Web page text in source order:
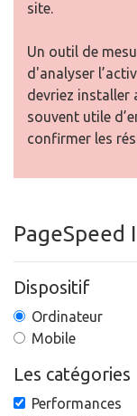
site.
Un outil de
d'analyser
devriez installer
souvent utile
confirmer les
PageSpeed
Dispositif
Ordinateur
Mobile
Les catégories
Performances